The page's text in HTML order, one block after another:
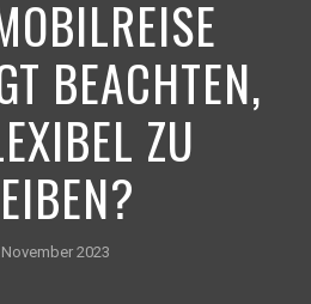
BEACHTEN,
ZU
2023